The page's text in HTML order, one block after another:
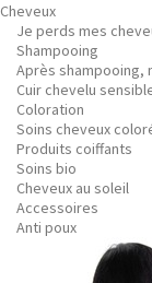
Cheveux
Je perds mes
Shampooing
Après shampooing,
Cuir chevelu
Coloration
Soins cheveux
Produits coiffants
Soins bio
Cheveux au soleil
Accessoires
Anti poux